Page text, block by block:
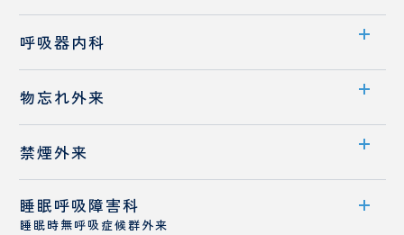
消化器内科
透析室のご案内
診療科案内
診療概要
呼吸器内科
診療科案内
診療概要
物忘れ外来
外来案内
医師紹介
禁煙外来
外来案内
睡眠呼吸障害科
睡眠時無呼吸症候群外来